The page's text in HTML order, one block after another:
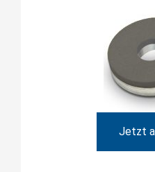
Jetzt